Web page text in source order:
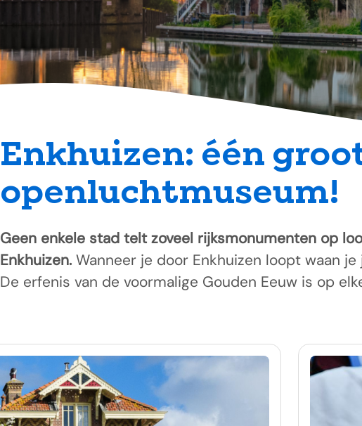
Enkhuizen: één
openluchtmuseum!
Geen enkele stad telt zoveel rijksmonumenten op
Enkhuizen. Wanneer je door Enkhuizen loopt waan
De erfenis van de voormalige Gouden Eeuw is op